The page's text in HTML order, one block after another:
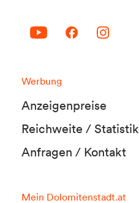
Werbung
Anzeigenpreise
Reichweite / Statistik
Anfragen / Kontakt
Mein Dolomitenstadt.at